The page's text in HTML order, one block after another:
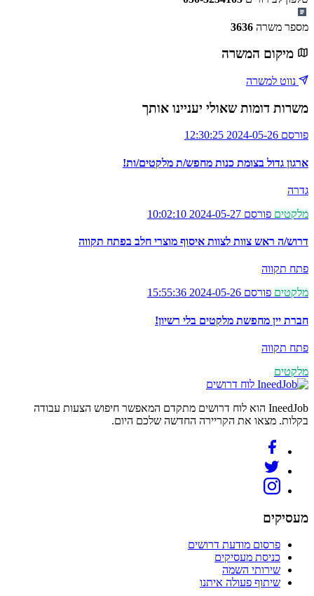
מספר משרה 3636
מיקום המשרה
נווט למשרה
משרות דומות שאולי יעניינו אותך
פורסם 2024-05-26 12:30:25
ארגון גדול בצומת כנות מחפש/ת מלקטים/ות!
גדרה
מלקטים פורסם 2024-05-27 10:02:10
דרוש/ה ראש צוות לצוות איסוף מוצרי חלב בפתח תקווה
פתח תקווה
מלקטים פורסם 2024-05-26 15:55:36
חברת יין מחפשת מלקטים בלי רשיון!
פתח תקווה
מלקטים
לוח דרושים
IneedJob הוא לוח דרושים מתקדם המאפשר חיפוש הצעות עבודה
בקלות. מצאו את הקריירה החדשה שלכם היום.
מעסיקים
פרסום מודעת דרושים
כניסת מעסיקים
שירותי השמה
שיתוף פעולה איתנו